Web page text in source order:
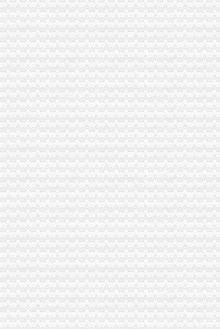
涪陵局化“五大意识”0元注册公司流程力求做到“五新”提升队伍整体素质
潼南局启动“5+2”1元注册公司错时执法工作制
九龙坡局0元注册公司五项举措力推招商引资工作
万州局严厉击借“赈灾义卖”重庆免费注册公司名义扰正常市场秩序行为
涪陵局从五个方面贯彻落实市委薄熙来书记视察涪陵时的一元注册公司流程讲
高新园局“三个确保”一元注册公司流程做好灾后市场稳定工作
北碚分局一元注册公司迅速落实元楷局长要求 积开展震救灾活动
梁平局重庆免费注册公司系帮扶联系村灾期送温暖
万盛局组织红盾巾帼志愿者陪护在地震中受重伤的一元注册公司流程北川县工
我市重庆免费注册公司28名食用油个体经营户自发组织赈灾物资送往灾区
广东省工商局0元注册公司流程落实对巫山局人才交流培训项目
璧山县一企制公司慷慨解囊60万元品送往灾区
市0元注册公司流程局机关在片区登山比赛中获得第一名
合川局0元注册公司合工商所两名职工踊跃加入区震救灾志愿者行列
江北局0元注册公司改进年检方式受好评
我市重庆0元注册公司政领导干部开放型经济与工商管理高级研修班在总局行政
经开园局0元注册公司三项措施确保夏季儿童食品安全
大足局重庆免费注册公司关注民生促进就业再就业工作
渝中局重庆一元注册公司上清寺所到万盛看望北川工商局地震受伤女干部
沙坪坝局在理商业贿赂中做到“五结合”重庆免费注册公司
市免费注册公司局经检总队狠抓风廉政建设初见成效
巫溪局城厢二所为“限塑令”重庆0元注册公司推广做好前期准备工作
酉局认真清理整顿有悖于精文明建设要求的重庆一元注册公司广告
云局七严举措抓好高中考期间食品市0元注册公司流程场监管